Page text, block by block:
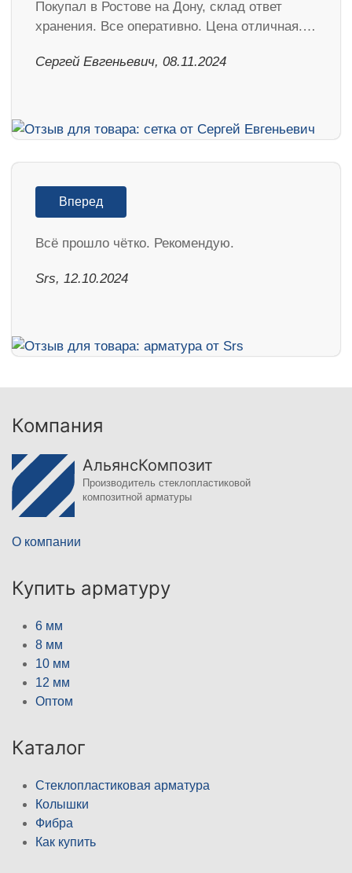
Покупал в Ростове на Дону, склад ответ
хранения. Все оперативно. Цена отличная.…
Сергей Евгеньевич, 08.11.2024
Вперед
Всё прошло чётко. Рекомендую.
Srs, 12.10.2024
Компания
АльянсКомпозит
Производитель стеклопластиковой
композитной арматуры
О компании
Купить арматуру
6 мм
8 мм
10 мм
12 мм
Оптом
Каталог
Стеклопластиковая арматура
Колышки
Фибра
Как купить